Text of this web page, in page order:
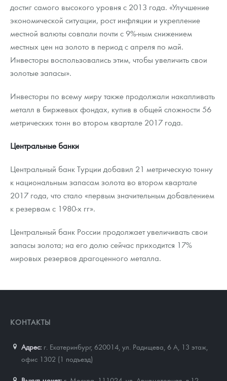
достиг самого высокого уровня с 2013 года. «Улучшение
экономической ситуации, рост инфляции и укрепление
местной валюты совпали почти с 9%-ным снижением
местных цен на золото в период с апреля по май.
Инвесторы воспользовались этим, чтобы увеличить свои
золотые запасы».
Инвесторы по всему миру также продолжали накапливать
металл в биржевых фондах, купив в общей сложности 56
метрических тонн во втором квартале 2017 года.
Центральные банки
Центральный банк Турции добавил 21 метрическую тонну
к национальным запасам золота во втором квартале
2017 года, что стало «первым значительным добавлением
к резервам с 1980-х гг».
Центральный банк России продолжает увеличивать свои
запасы золота; на его долю сейчас приходится 17%
мировых резервов драгоценного металла.
КОНТАКТЫ
Адрес: г. Екатеринбург, 620014 ул. Радищева, 6 А, 13 этаж,
офис 1302 (1 подъезд)